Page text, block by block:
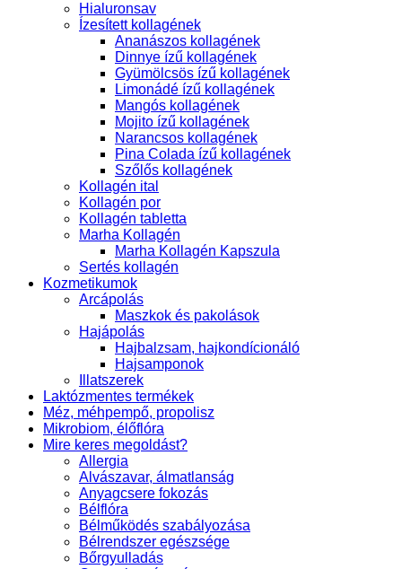
Hialuronsav
Ízesített kollagének
Ananászos kollagének
Dinnye ízű kollagének
Gyümölcsös ízű kollagének
Limonádé ízű kollagének
Mangós kollagének
Mojito ízű kollagének
Narancsos kollagének
Pina Colada ízű kollagének
Szőlős kollagének
Kollagén ital
Kollagén por
Kollagén tabletta
Marha Kollagén
Marha Kollagén Kapszula
Sertés kollagén
Kozmetikumok
Arcápolás
Maszkok és pakolások
Hajápolás
Hajbalzsam, hajkondícionáló
Hajsamponok
Illatszerek
Laktózmentes termékek
Méz, méhpempő, propolisz
Mikrobiom, élőflóra
Mire keres megoldást?
Allergia
Alvászavar, álmatlanság
Anyagcsere fokozás
Bélflóra
Bélműködés szabályozása
Bélrendszer egészsége
Bőrgyulladás